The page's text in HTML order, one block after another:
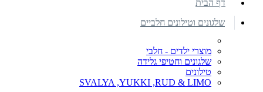
דף הבית
שלגונים וטילונים חלביים
מוצרי ילדים - חלבי
שלגונים וחטיפי גלידה
טילונים
SVALYA ,YUKKI ,RUD & LIMO